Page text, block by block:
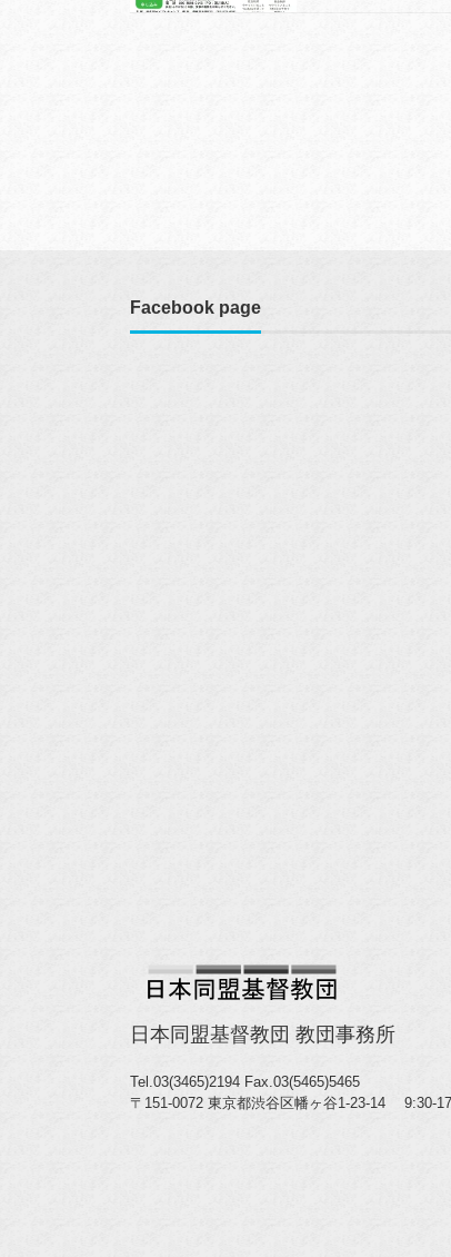
Facebook page
日本同盟基督教団 教団事務所
Tel.03(3465)2194 Fax.03(5465)5465
〒151-0072 東京都渋谷区幡ヶ谷1-23-14 9:30-